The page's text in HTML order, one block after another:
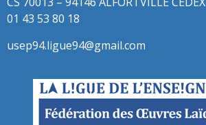
01 43 53 80 18
usep94.ligue94@gmail.com